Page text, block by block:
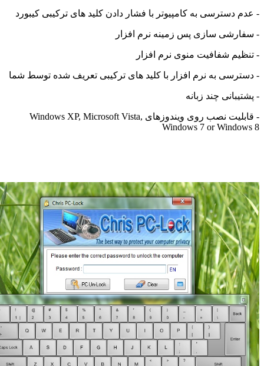
دسترسی به کامپیوتر با فشار دادن کلید های ترکیبی کیبورد
سازی پس زمینه نرم افزار
شفافیت منوی نرم افزار
به نرم افزار با کلید های ترکیبی تعریف شده توسط شما
چند زبانه
- قابلیت نصب روی ویندوزهای Windows XP, Microsoft Vista,
Windows 7 or